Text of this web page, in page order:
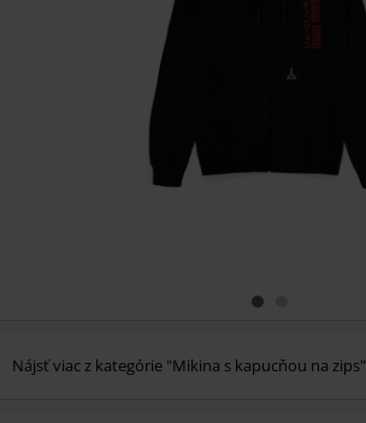
Nájsť viac z kategórie "Mikina s kapucňou na zips"